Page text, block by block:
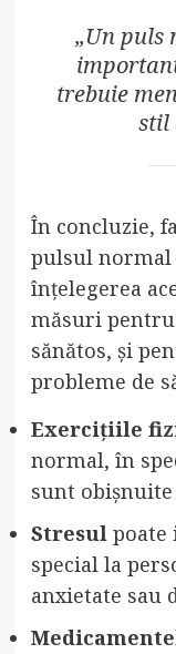
„Un puls
trebuie
stil
În concluzie,
pulsul
înțelegerea
măsuri
sănătos, și
probleme de
Exercițiile
normal, în
sunt
Stresulpoate
special la
anxietate sau